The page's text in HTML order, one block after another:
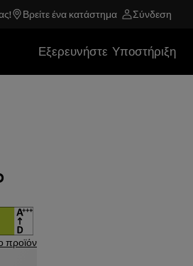
Βρείτε ένα κατάστημα Σύνδεση
Εξερευνήστε Υποστήριξη
προϊόν